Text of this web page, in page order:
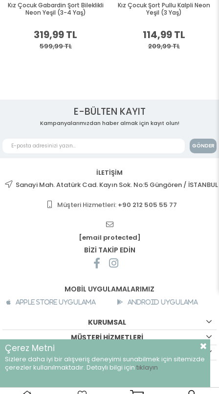
Kız Çocuk Gabardin Şort Bileklikli
Neon Yeşil (3-4 Yaş)
319,99 TL
599,99 TL
Kız Çocuk Şort Pullu Kalpli Neon
Yeşil (3 Yaş)
114,99 TL
209,99 TL
E-BÜLTEN KAYIT
Kampanyalarımızdan haber almak için kayıt olun!
GÖNDER
İLETİŞİM
Sanayi Mah. Atatürk Cad. Kayın Sok. No:5 Güngören / İSTANBUL
Müşteri Hizmetleri: +90 212 505 55 77
[email protected]
BİZİ TAKİP EDİN
MOBİL UYGULAMALARIMIZ
Apple Store Uygulama Android Uygulama
KURUMSAL
MÜŞTERİ HİZMETLERİ
©breeze.com.tr - Tüm hakları saklıdır.
Çerez Metni
Sizlere daha iyi bir alışveriş deneyimi sunabilmek için sitemizde
çerezler kullanılmaktadır. Detaylı bilgi için tıklayın